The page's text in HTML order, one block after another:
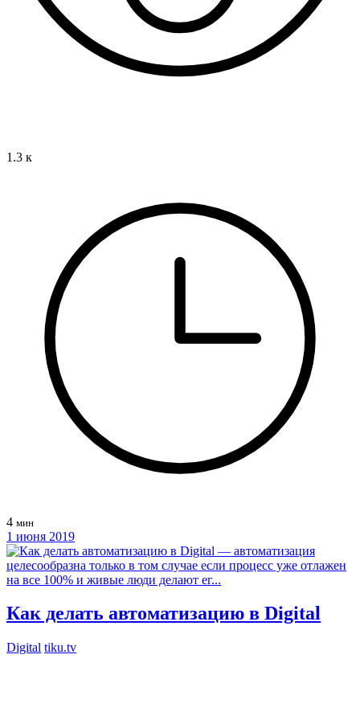
1.3 к
4 мин
1 июня 2019
Как делать автоматизацию в Digital
Digital tiku.tv